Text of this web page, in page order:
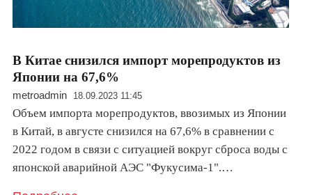
В Китае снизился импорт морепродуктов из
Японии на 67,6%
metroadmin 18.09.2023 11:45
Объем импорта морепродуктов, ввозимых из Японии
в Китай, в августе снизился на 67,6% в сравнении с
2022 годом в связи с ситуацией вокруг сброса воды с
японской аварийной АЭС "Фукусима-1".…